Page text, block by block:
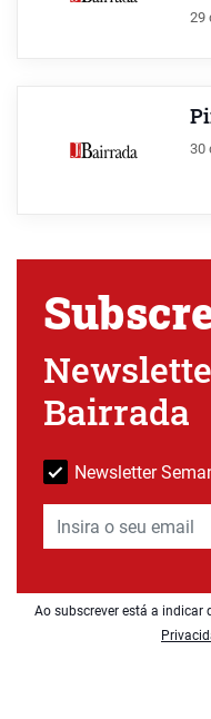
29
30
Bairrada
Newsletter
Ao subscrever está a indicar